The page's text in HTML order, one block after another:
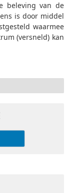
beleving van de
is door middel
waarmee
(versneld) kan